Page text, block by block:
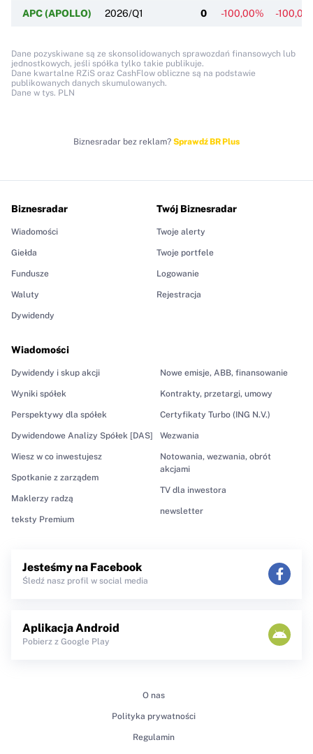
APC (APOLLO) 2026/Q1 0 -100,00% -
Dane pozyskiwane są ze skonsolidowanych sprawozdań finansowych lub
jednostkowych, jeśli spółka tylko takie publikuje.
Dane kwartalne RZiS oraz CashFlow obliczne są na podstawie
publikowanych danych skumulowanych.
Dane w tys. PLN
Biznesradar bez reklam? Sprawdź BR Plus
Biznesradar
Wiadomości
Giełda
Fundusze
Waluty
Dywidendy
Wiadomości
Dywidendy i skup akcji
Wyniki spółek
Perspektywy dla spółek
Dywidendowe Analizy Spółek [DAS]
Wiesz w co inwestujesz
Spotkanie z zarządem
Maklerzy radzą
teksty Premium
Nowe emisje, ABB, finansowanie
Kontrakty, przetargi, umowy
Certyfikaty Turbo (ING N.V.)
Wezwania
Notowania, wezwania, obrót
akcjami
TV dla inwestora
newsletter
Twój Biznesradar
Twoje alerty
Twoje portfele
Logowanie
Rejestracja
Jesteśmy na Facebook
Śledź nasz profil w social media
Aplikacja Android
Pobierz z Google Play
O nas
Polityka prywatności
Regulamin